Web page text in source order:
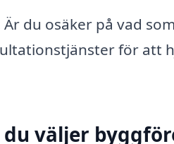
Är du osäker på vad
för att
väljer